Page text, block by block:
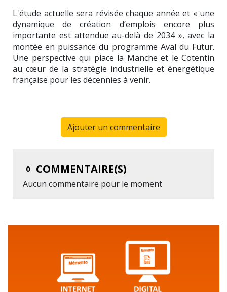
L'étude actuelle sera révisée chaque année et « une
dynamique de création d’emplois encore plus
importante est attendue au-delà de 2034 », avec la
montée en puissance du programme Aval du Futur.
Une perspective qui place la Manche et le Cotentin
au cœur de la stratégie industrielle et énergétique
française pour les décennies à venir.
Ajouter un commentaire
0 COMMENTAIRE(S)
Aucun commentaire pour le moment